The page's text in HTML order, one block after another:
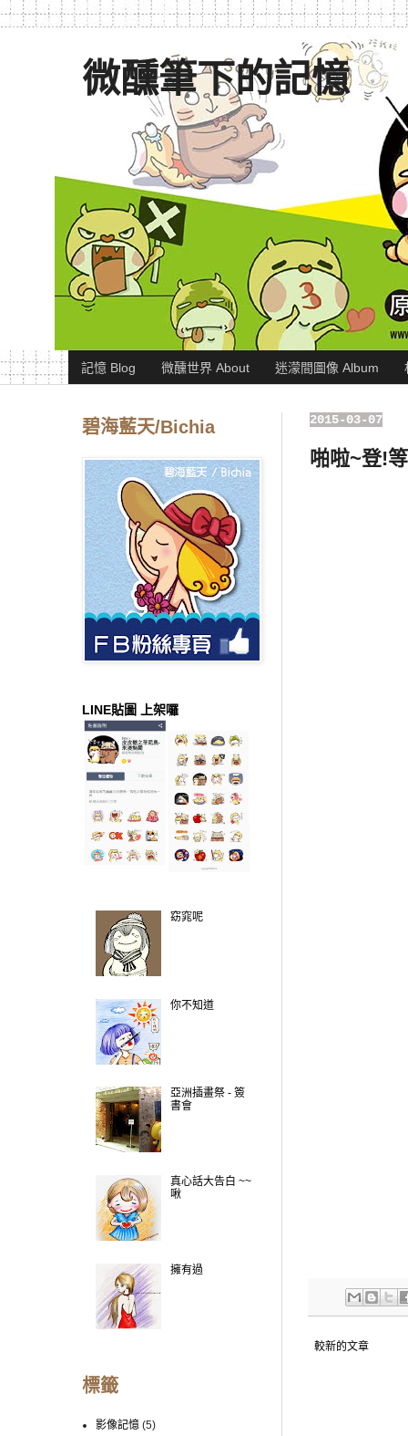
微醺筆下的記憶
記憶 Blog 微醺世界 About 迷濛間圖像 Album
2015-03-07
啪啦~登!
較新的文章
碧海藍天/Bichia
LINE貼圖 上架囉
窈窕呢
你不知道
亞洲插畫祭 - 簽
書會
真心話大告白 ~~
啾
擁有過
標籤
影像記憶 (5)